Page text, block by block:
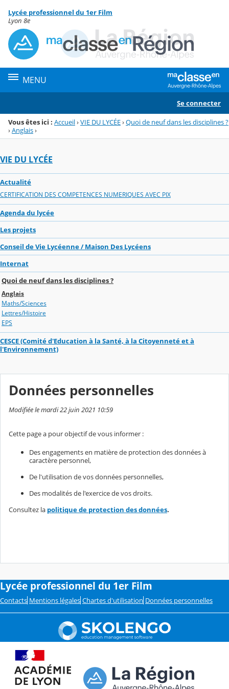
Menu de la rubrique
Contenu
Lycée professionnel du 1er Film
Lyon 8e
MENU
Se connecter
Vous êtes ici : Accueil›VIE DU LYCÉE›Quoi de neuf dans les disciplines ?
›Anglais›
VIE DU LYCÉE
Actualité
CERTIFICATION DES COMPETENCES NUMERIQUES AVEC PIX
Agenda du lycée
Les projets
Conseil de Vie Lycéenne / Maison Des Lycéens
Internat
Quoi de neuf dans les disciplines ?
Anglais
Maths/Sciences
Lettres/Histoire
EPS
CESCE (Comité d'Education à la Santé, à la Citoyenneté et à
l'Environnement)
Données personnelles
Modifiée le mardi 22 juin 2021 10:59
Cette page a pour objectif de vous informer :
Des engagements en matière de protection des données à
caractère personnel,
De l'utilisation de vos données personnelles,
Des modalités de l'exercice de vos droits.
Consultez la politique de protection des données.
Lycée professionnel du 1er Film
Contacts Mentions légales Chartes d'utilisation Données personnelles